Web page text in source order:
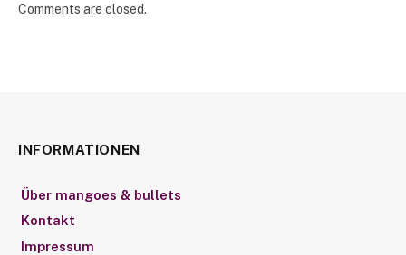
Comments are closed.
INFORMATIONEN
Über mangoes & bullets
Kontakt
Impressum